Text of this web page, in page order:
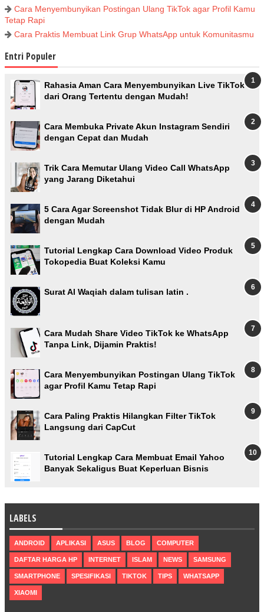
Cara Menyembunyikan Postingan Ulang TikTok agar Profil Kamu
Tetap Rapi
Cara Praktis Membuat Link Grup WhatsApp untuk Komunitasmu
Entri Populer
Rahasia Aman Cara Menyembunyikan Live TikTok
dari Orang Tertentu dengan Mudah!
Cara Membuka Private Akun Instagram Sendiri
dengan Cepat dan Mudah
Trik Cara Memutar Ulang Video Call WhatsApp
yang Jarang Diketahui
5 Cara Agar Screenshot Tidak Blur di HP Android
dengan Mudah
Tutorial Lengkap Cara Download Video Produk
Tokopedia Buat Koleksi Kamu
Surat Al Waqiah dalam tulisan latin .
Cara Mudah Share Video TikTok ke WhatsApp
Tanpa Link, Dijamin Praktis!
Cara Menyembunyikan Postingan Ulang TikTok
agar Profil Kamu Tetap Rapi
Cara Paling Praktis Hilangkan Filter TikTok
Langsung dari CapCut
Tutorial Lengkap Cara Membuat Email Yahoo
Banyak Sekaligus Buat Keperluan Bisnis
LABELS
ANDROID APLIKASI ASUS BLOG COMPUTER
DAFTAR HARGA HP INTERNET ISLAM NEWS SAMSUNG
SMARTPHONE SPESIFIKASI TIKTOK TIPS WHATSAPP
XIAOMI